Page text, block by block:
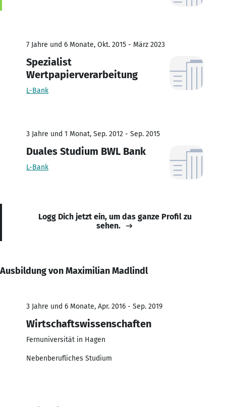
7 Jahre und 6 Monate, Okt. 2015 - März 2023
Spezialist
Wertpapierverarbeitung
L-Bank
3 Jahre und 1 Monat, Sep. 2012 - Sep. 2015
Duales Studium BWL Bank
L-Bank
Logg Dich jetzt ein, um das ganze Profil zu
sehen.
Ausbildung von Maximilian Madlindl
3 Jahre und 6 Monate, Apr. 2016 - Sep. 2019
Wirtschaftswissenschaften
Fernuniversität in Hagen
Nebenberufliches Studium